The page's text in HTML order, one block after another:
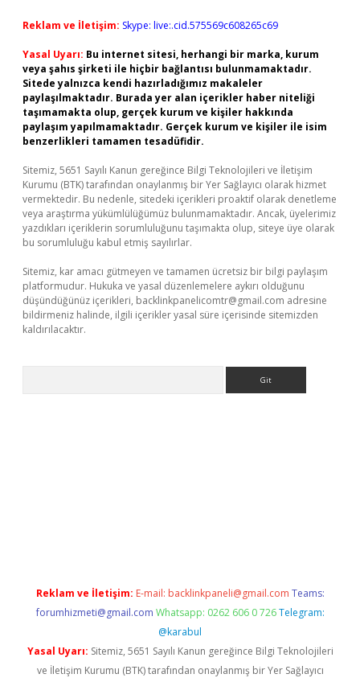
Reklam ve İletişim: Skype: live:.cid.575569c608265c69
Yasal Uyarı: Bu internet sitesi, herhangi bir marka, kurum
veya şahıs şirketi ile hiçbir bağlantısı bulunmamaktadır.
Sitede yalnızca kendi hazırladığımız makaleler
paylaşılmaktadır. Burada yer alan içerikler haber niteliği
taşımamakta olup, gerçek kurum ve kişiler hakkında
paylaşım yapılmamaktadır. Gerçek kurum ve kişiler ile isim
benzerlikleri tamamen tesadüfidir.
Sitemiz, 5651 Sayılı Kanun gereğince Bilgi Teknolojileri ve İletişim
Kurumu (BTK) tarafından onaylanmış bir Yer Sağlayıcı olarak hizmet
vermektedir. Bu nedenle, sitedeki içerikleri proaktif olarak denetleme
veya araştırma yükümlülüğümüz bulunmamaktadır. Ancak, üyelerimiz
yazdıkları içeriklerin sorumluluğunu taşımakta olup, siteye üye olarak
bu sorumluluğu kabul etmiş sayılırlar.
Sitemiz, kar amacı gütmeyen ve tamamen ücretsiz bir bilgi paylaşım
platformudur. Hukuka ve yasal düzenlemelere aykırı olduğunu
düşündüğünüz içerikleri, backlinkpanelicomtr@gmail.com adresine
bildirmeniz halinde, ilgili içerikler yasal süre içerisinde sitemizden
kaldırılacaktır.
Reklam ve İletişim: E-mail: backlinkpaneli@gmail.com Teams:
forumhizmeti@gmail.com Whatsapp: 0262 606 0 726 Telegram:
@karabul
Yasal Uyarı: Sitemiz, 5651 Sayılı Kanun gereğince Bilgi Teknolojileri
ve İletişim Kurumu (BTK) tarafından onaylanmış bir Yer Sağlayıcı